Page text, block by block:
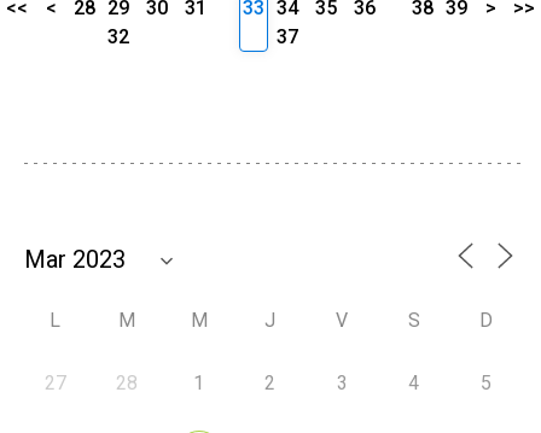
<< < 28 29 30
31
32
33 34 35
36
37
38 39 > >>
L M M J V S D
27 28 1 2 3 4 5